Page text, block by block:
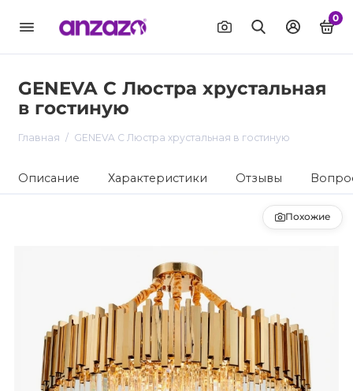
0
GENEVA C Люстра хрустальная
в гостиную
Главная GENEVA C Люстра хрустальная в гостиную
Описание Характеристики Отзывы
Похожие